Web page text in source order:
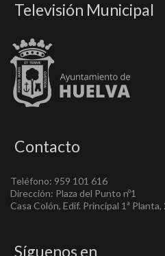
Televisión Municipal
Contacto
Teléfono: 959 101 616
Dirección: Plaza del Punto nº1
Casa Colón, Edif. Principal 1ª Planta,
Síguenos en